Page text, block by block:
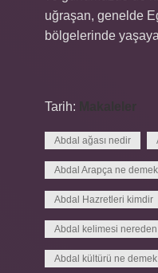
uğraşan, genelde
bölgelerinde
Tarih:
Abdal ağası nedir
Abdal Arapça ne demek
Abdal Hazretleri kimdir
Abdal kelimesi
Abdal kültürü ne demek